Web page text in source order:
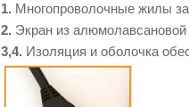
1. Многопроволочные жилы
2. Экран из
3,4. Изоляция и оболочка